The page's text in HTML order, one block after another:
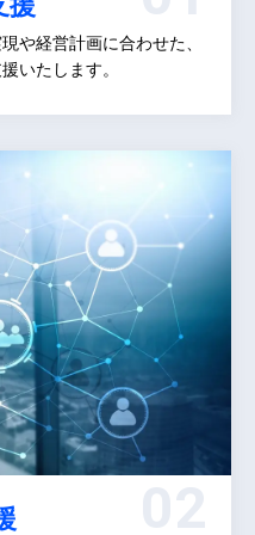
や経営計画に合わせた、
いたします。